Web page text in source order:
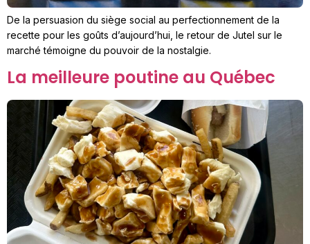
De la persuasion du siège social au perfectionnement de la
recette pour les goûts d’aujourd’hui, le retour de Jutel sur le
marché témoigne du pouvoir de la nostalgie.
La meilleure poutine au Québec